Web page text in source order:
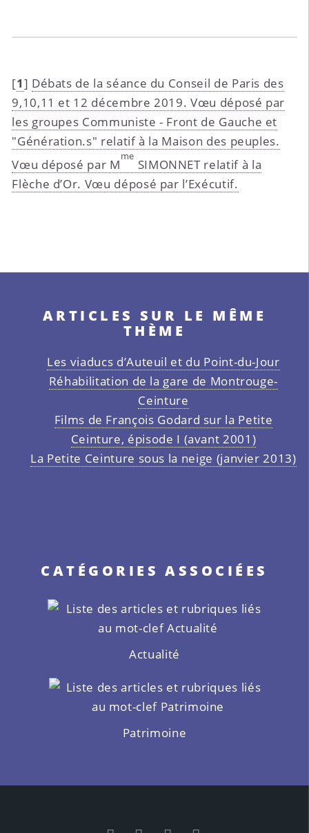
[1] Débats de la séance du Conseil de Paris des
9,10,11 et 12 décembre 2019. Vœu déposé par
les groupes Communiste - Front de Gauche et
"Génération.s" relatif à la Maison des peuples.
Vœu déposé par M
me
SIMONNET relatif à la
Flèche d’Or. Vœu déposé par l’Exécutif.
ARTICLES SUR LE MÊME
THÈME
Les viaducs d’Auteuil et du Point-du-Jour
Réhabilitation de la gare de Montrouge-
Ceinture
Films de François Godard sur la Petite
Ceinture, épisode I (avant 2001)
La Petite Ceinture sous la neige (janvier 2013)
CATÉGORIES ASSOCIÉES
Actualité
Patrimoine